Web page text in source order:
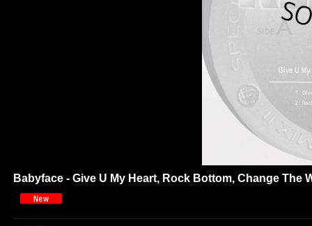
Babyface - Give U My Heart, Rock Bottom, Change The